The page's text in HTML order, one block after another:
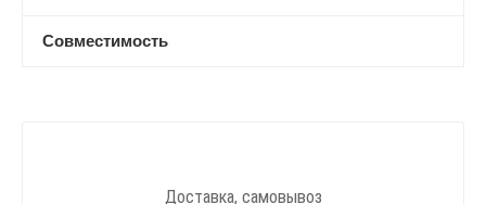
Совместимость
Доставка, самовывоз